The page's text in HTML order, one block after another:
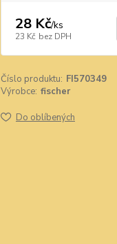
28 Kč/ks
23 Kč bez DPH
Číslo produktu: FI570349
Výrobce: fischer
Do oblíbených